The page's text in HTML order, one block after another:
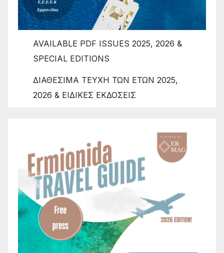
AVAILABLE PDF ISSUES 2025, 2026 &
SPECIAL EDITIONS
ΔΙΑΘΕΣΙΜΑ ΤΕΥΧΗ ΤΩΝ ΕΤΩΝ 2025,
2026 & ΕΙΔΙΚΕΣ ΕΚΔΟΣΕΙΣ